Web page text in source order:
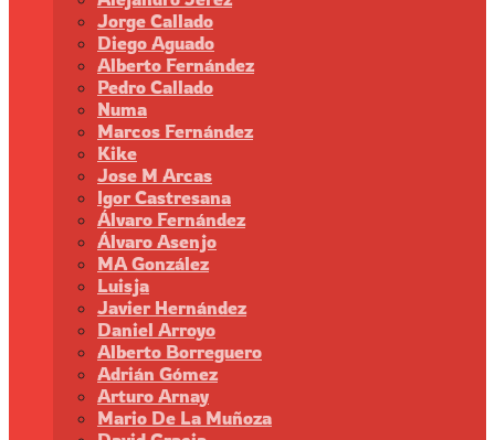
Jorge Callado
Diego Aguado
Alberto Fernández
Pedro Callado
Numa
Marcos Fernández
Kike
Jose M Arcas
Igor Castresana
Álvaro Fernández
Álvaro Asenjo
MA González
Luisja
Javier Hernández
Daniel Arroyo
Alberto Borreguero
Adrián Gómez
Arturo Arnay
Mario De La Muñoza